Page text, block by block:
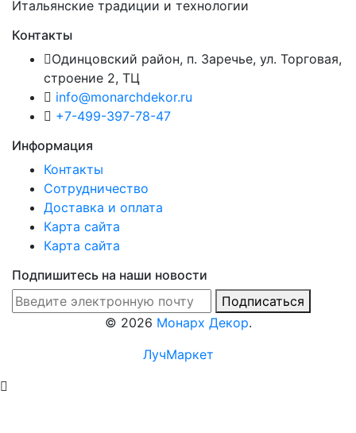
Итальянские традиции и технологии
Контакты
Одинцовский район, п. Заречье, ул. Торговая,
строение 2, ТЦ
info@monarchdekor.ru
+7-499-397-78-47
Информация
Контакты
Сотрудничество
Доставка и оплата
Карта сайта
Карта сайта
Подпишитесь на наши новости
Подписаться
© 2026 Монарх Декор.
ЛучМаркет